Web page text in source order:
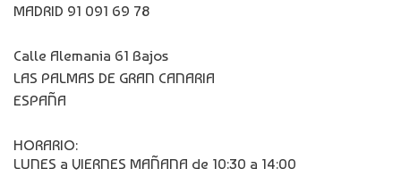
MADRID 91 091 69 78
Calle Alemania 61 Bajos
LAS PALMAS DE GRAN CANARIA
ESPAÑA
HORARIO:
LUNES a VIERNES MAÑANA de 10:30 a 14:00